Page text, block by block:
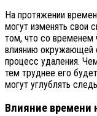
На протяжении
могут изменять свои
том, что со временем
влиянию окружающей
процесс удаления.
тем труднее его
могут углублять
Влияние времени